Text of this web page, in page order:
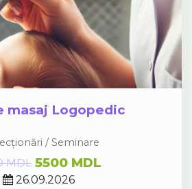
masaj Logopedic
/ Seminare
26.09.2026
MDL 5500 MDL